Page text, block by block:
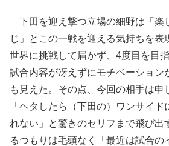
下田を迎え撃つ立場の細野は「楽
じ」とこの一戦を迎える気持ちを表
世界に挑戦して届かず、4度目を目
試合内容が冴えずにモチベーション
も見えた。その点、今回の相手は申
「ヘタしたら（下田の）ワンサイ
れない」と驚きのセリフまで飛び出
るつもりは毛頭なく「最近は試合の